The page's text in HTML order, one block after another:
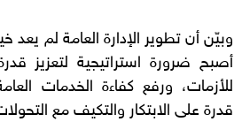
وبيّن أن تطوير الإدارة العامة لم
أصبح ضرورة استراتيجية لتعزيز
للأزمات، ورفع كفاءة الخدمات
قدرة على الابتكار والتكيف مع